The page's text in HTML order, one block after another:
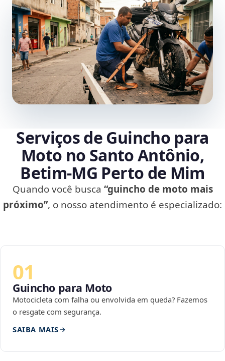
Serviços de Guincho para
Moto no Santo Antônio,
Betim‑MG Perto de Mim
Quando você busca “guincho de moto mais
próximo”, o nosso atendimento é especializado:
01
Guincho para Moto
Motocicleta com falha ou envolvida em queda? Fazemos
o resgate com segurança.
SAIBA MAIS